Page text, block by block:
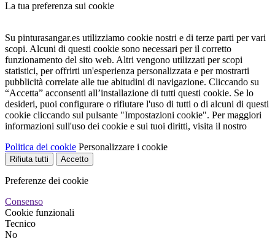
La tua preferenza sui cookie
Su pinturasangar.es utilizziamo cookie nostri e di terze parti per vari
scopi. Alcuni di questi cookie sono necessari per il corretto
funzionamento del sito web. Altri vengono utilizzati per scopi
statistici, per offrirti un'esperienza personalizzata e per mostrarti
pubblicità correlate alle tue abitudini di navigazione. Cliccando su
“Accetta” acconsenti all’installazione di tutti questi cookie. Se lo
desideri, puoi configurare o rifiutare l'uso di tutti o di alcuni di questi
cookie cliccando sul pulsante "Impostazioni cookie". Per maggiori
informazioni sull'uso dei cookie e sui tuoi diritti, visita il nostro
Politica dei cookie Personalizzare i cookie
Rifiuta tutti Accetto
Preferenze dei cookie
Consenso
Cookie funzionali
Tecnico
No